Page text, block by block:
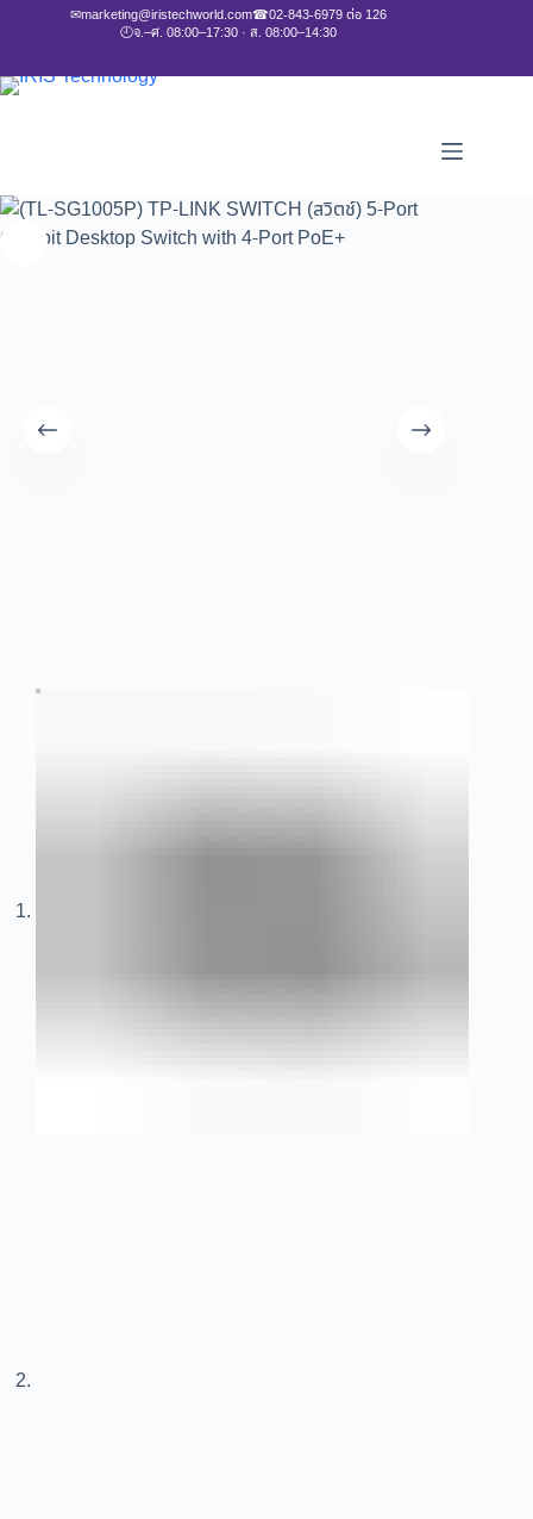
✉marketing@iristechworld.com☎02-843-6979 ต่อ 126
🕘จ.–ศ. 08:00–17:30 · ส. 08:00–14:30